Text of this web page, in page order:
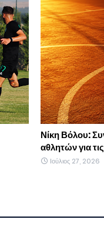
Νίκη Βόλου:
αθλητών για
Ιούλιος 27, 2026